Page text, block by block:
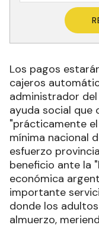
Los pagos
cajeros
administrador del
ayuda social que
"prácticamente
mínima nacional
esfuerzo
beneficio ante la
económica
importante
donde los
almuerzo,